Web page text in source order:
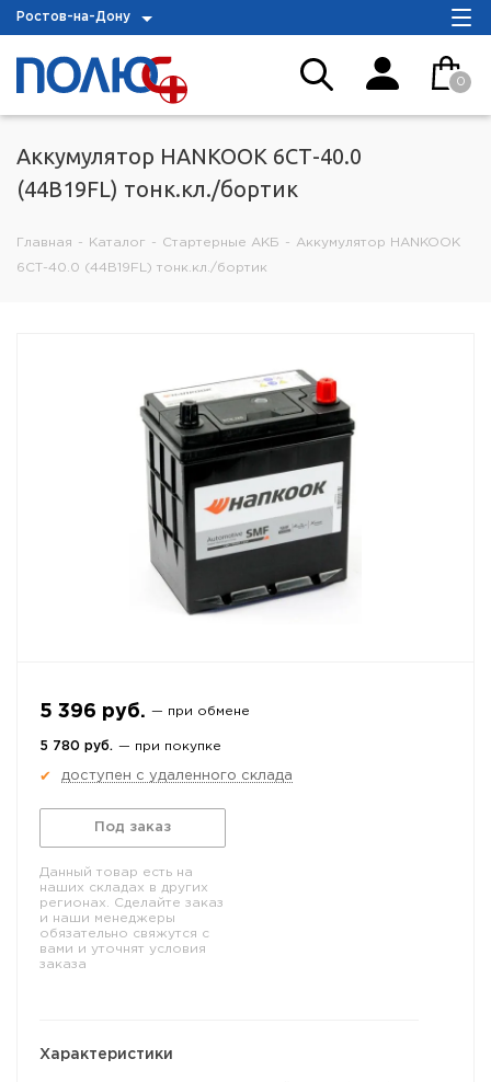
Ростов-на-Дону
0
Аккумулятор HANKOOK 6СТ-40.0
(44B19FL) тонк.кл./бортик
Главная - Каталог - Стартерные АКБ - Аккумулятор HANKOOK
6СТ-40.0 (44B19FL) тонк.кл./бортик
5 396 руб. — при обмене
5 780 руб. — при покупке
✔ доступен с удаленного склада
Под заказ
Данный товар есть на
наших складах в других
регионах. Сделайте заказ
и наши менеджеры
обязательно свяжутся с
вами и уточнят условия
заказа
Характеристики